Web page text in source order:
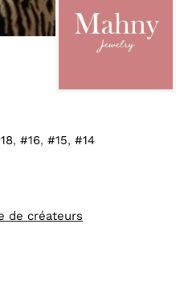
, #16, #15, #14
de créateurs